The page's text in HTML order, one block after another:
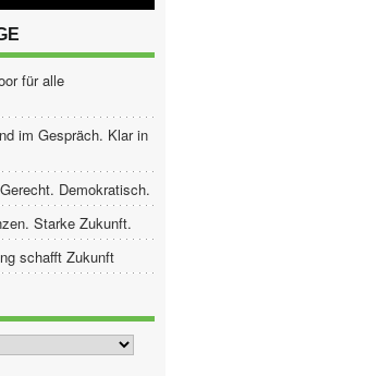
für alle
im Gespräch. Klar in
Demokratisch.
Starke Zukunft.
schafft Zukunft